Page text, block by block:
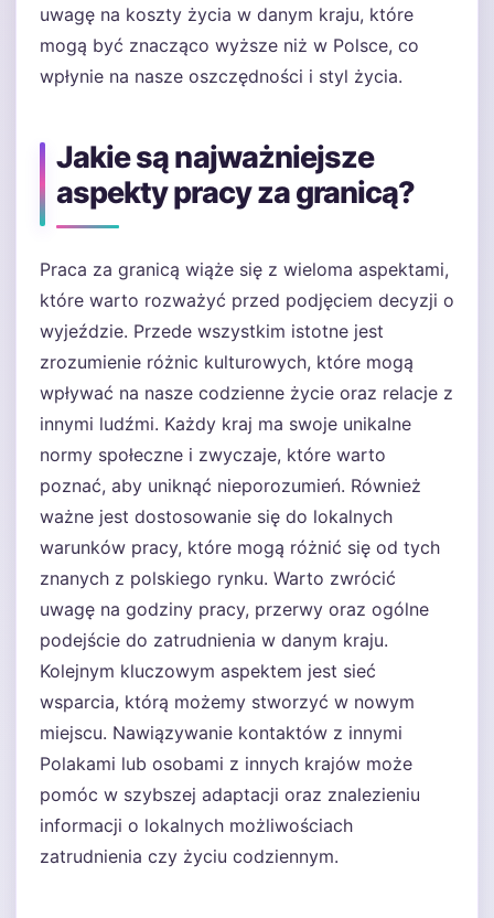
uwagę na koszty życia w danym kraju, które
mogą być znacząco wyższe niż w Polsce, co
wpłynie na nasze oszczędności i styl życia.
Jakie są najważniejsze
aspekty pracy za granicą?
Praca za granicą wiąże się z wieloma aspektami,
które warto rozważyć przed podjęciem decyzji o
wyjeździe. Przede wszystkim istotne jest
zrozumienie różnic kulturowych, które mogą
wpływać na nasze codzienne życie oraz relacje z
innymi ludźmi. Każdy kraj ma swoje unikalne
normy społeczne i zwyczaje, które warto
poznać, aby uniknąć nieporozumień. Również
ważne jest dostosowanie się do lokalnych
warunków pracy, które mogą różnić się od tych
znanych z polskiego rynku. Warto zwrócić
uwagę na godziny pracy, przerwy oraz ogólne
podejście do zatrudnienia w danym kraju.
Kolejnym kluczowym aspektem jest sieć
wsparcia, którą możemy stworzyć w nowym
miejscu. Nawiązywanie kontaktów z innymi
Polakami lub osobami z innych krajów może
pomóc w szybszej adaptacji oraz znalezieniu
informacji o lokalnych możliwościach
zatrudnienia czy życiu codziennym.